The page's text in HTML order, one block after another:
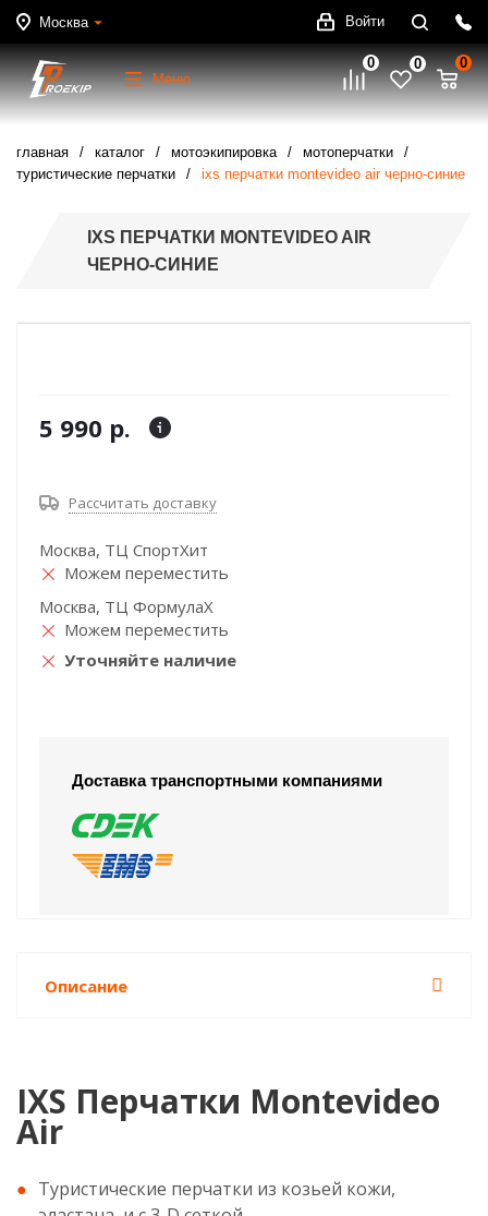
Москва Войти
Меню
0 0 0
главная каталог мотоэкипировка
мотоперчатки
туристические перчатки
ixs перчатки montevideo air черно-синие
IXS ПЕРЧАТКИ MONTEVIDEO AIR
ЧЕРНО-СИНИЕ
5 990 р.
Рассчитать доставку
Москва, ТЦ СпортХит
Можем переместить
Москва, ТЦ ФормулаХ
Можем переместить
Уточняйте наличие
Доставка транспортными компаниями
Описание
IXS Перчатки Montevideo
Air
Туристические перчатки из козьей кожи,